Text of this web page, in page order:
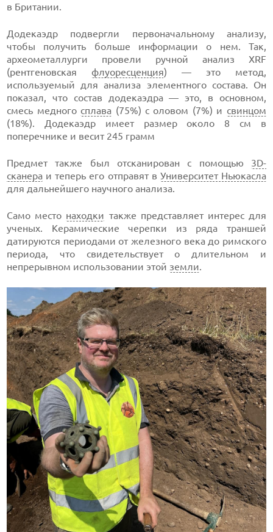
в Британии.
Додекаэдр подвергли первоначальному анализу,
чтобы получить больше информации о нем. Так,
археометаллурги провели ручной анализ XRF
(рентгеновскаяфлуоресценция) — это метод,
используемый для анализа элементного состава. Он
показал, что состав додекаэдра — это, в основном,
смесь медного сплава (75%) с оловом (7%) и свинцом
(18%). Додекаэдр имеет размер около 8 см в
поперечнике и весит 245 грамм
Предмет также был отсканирован с помощью 3D-
сканера и теперь его отправят в Университет Ньюкасла
для дальнейшего научного анализа.
Само место находки также представляет интерес для
ученых. Керамические черепки из ряда траншей
датируются периодами от железного века до римского
периода, что свидетельствует о длительном и
непрерывном использовании этой земли.